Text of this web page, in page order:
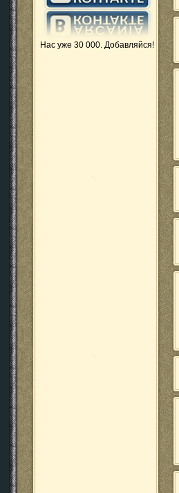
Нас уже 30 000. Добавляйся!